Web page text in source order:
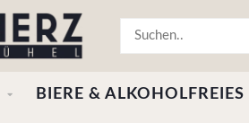
BIERE & ALKOHOLFREIES